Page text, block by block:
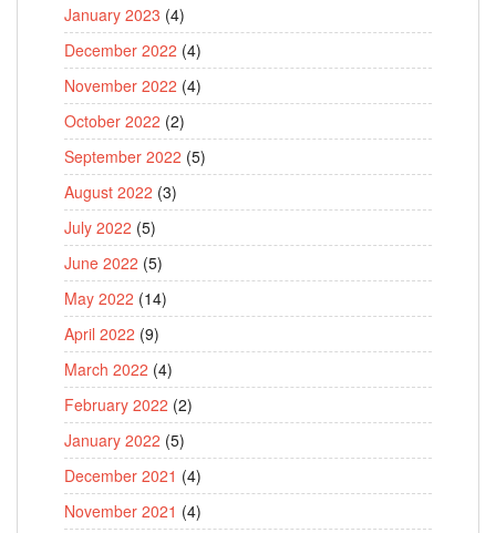
January 2023 (4)
December 2022 (4)
November 2022 (4)
October 2022 (2)
September 2022 (5)
August 2022 (3)
July 2022 (5)
June 2022 (5)
May 2022 (14)
April 2022 (9)
March 2022 (4)
February 2022 (2)
January 2022 (5)
December 2021 (4)
November 2021 (4)